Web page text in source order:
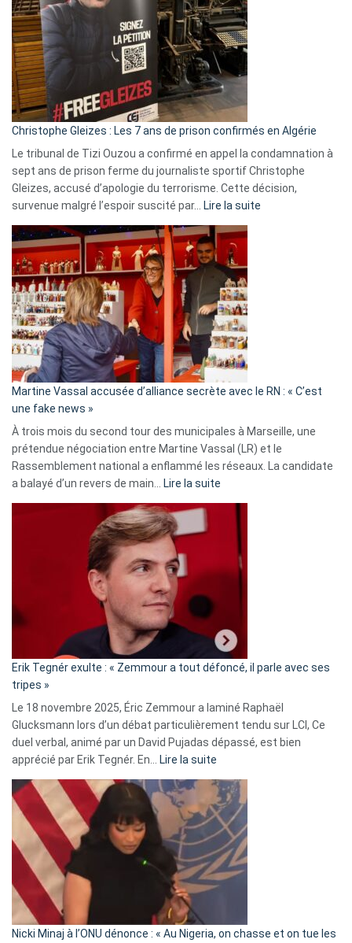
Irlande
et
Slovénie
rejettent
la
présence
d’Israël
Christophe Gleizes : Les 7 ans de prison confirmés en Algérie
Le tribunal de Tizi Ouzou a confirmé en appel la condamnation à
sept ans de prison ferme du journaliste sportif Christophe
Gleizes, accusé d’apologie du terrorisme. Cette décision,
survenue malgré l’espoir suscité par…
Lire la suite
Algérie
Martine Vassal accusée d’alliance secrète avec le RN : « C’est
une fake news »
À trois mois du second tour des municipales à Marseille, une
prétendue négociation entre Martine Vassal (LR) et le
Rassemblement national a enflammé les réseaux. La candidate
a balayé d’un revers de main…
Lire la suite
d’alliance
secrète
«
C’est
fake
news
»
Erik Tegnér exulte : « Zemmour a tout défoncé, il parle avec ses
tripes »
Le 18 novembre 2025, Éric Zemmour a laminé Raphaël
Glucksmann lors d’un débat particulièrement tendu sur LCI, Ce
duel verbal, animé par un David Pujadas dépassé, est bien
apprécié par Erik Tegnér. En…
Lire la suite
Tegnér
exulte
« Zemmour
a
tout
parle
Nicki Minaj à l’ONU dénonce : « Au Nigeria, on chasse et on tue les